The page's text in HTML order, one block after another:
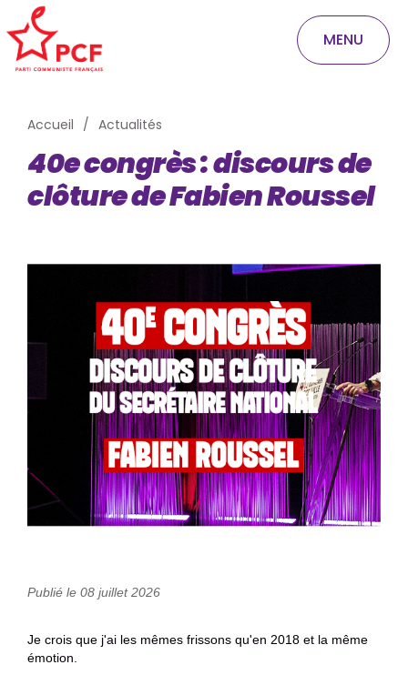
MENU
Accueil Actualités
40e congrès : discours de
clôture de Fabien Roussel
Publié le 08 juillet 2026
Je crois que j'ai les mêmes frissons qu'en 2018 et la même
émotion.